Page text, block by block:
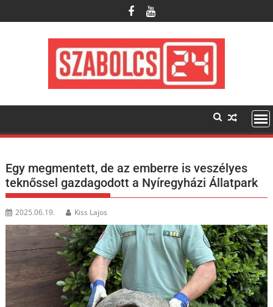
to
Egy megmentett, de az emberre is veszélyes
teknőssel gazdagodott a Nyíregyházi Állatpark
2025.06.19. Kiss Lajos